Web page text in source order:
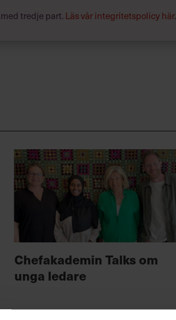
tredje part. Läs vår integritetspolicy här.
Chefakademin Talks om
unga ledare